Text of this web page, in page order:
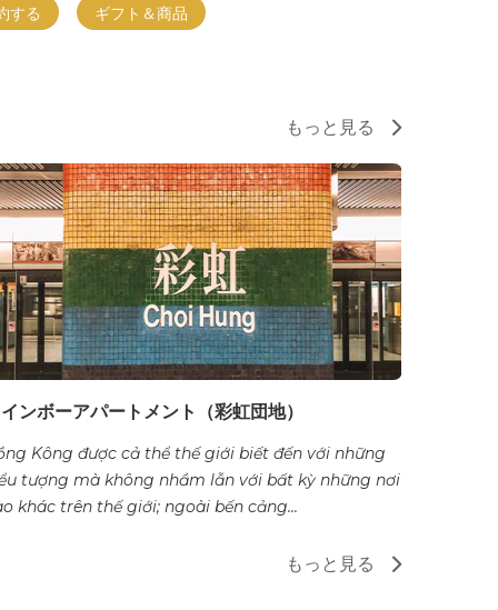
する ギフト＆商品
もっと見る
ンボーアパートメント（彩虹団地）
Kông được cả thể thế giới biết đến với những
tượng mà không nhầm lẫn với bất kỳ những nơi
khác trên thế giới; ngoài bến cảng...
もっと見る